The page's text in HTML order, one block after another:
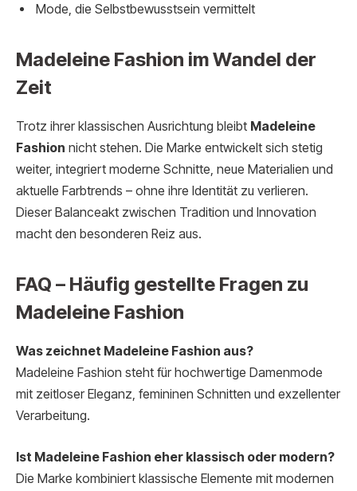
Mode, die Selbstbewusstsein vermittelt
Madeleine Fashion im Wandel der
Zeit
Trotz ihrer klassischen Ausrichtung bleibt Madeleine
Fashion nicht stehen. Die Marke entwickelt sich stetig
weiter, integriert moderne Schnitte, neue Materialien und
aktuelle Farbtrends – ohne ihre Identität zu verlieren.
Dieser Balanceakt zwischen Tradition und Innovation
macht den besonderen Reiz aus.
FAQ – Häufig gestellte Fragen zu
Madeleine Fashion
Was zeichnet Madeleine Fashion aus?
Madeleine Fashion steht für hochwertige Damenmode
mit zeitloser Eleganz, femininen Schnitten und exzellenter
Verarbeitung.
Ist Madeleine Fashion eher klassisch oder modern?
Die Marke kombiniert klassische Elemente mit modernen